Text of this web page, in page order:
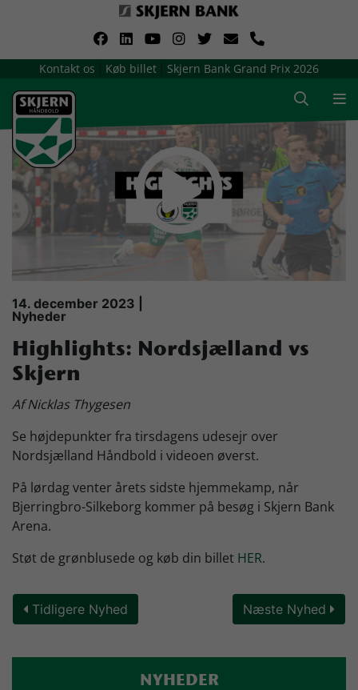
Kontakt os Køb billet Skjern Bank Grand Prix 2026
Om Skjern Håndbold
Ligatruppen
Sponsorer
Billetsalg / sæsonkort
Samarbejdsklubber
Skjern Bank Grand Prix
Nyhedsbrev
Køb Billet
14. december 2023 |
Nyheder
Highlights: Nordsjælland vs
Skjern
Af Nicklas Thygesen
Se højdepunkter fra tirsdagens udesejr over
Nordsjælland Håndbold i videoen øverst.
På lørdag venter årets sidste hjemmekamp, når
Bjerringbro-Silkeborg kommer på besøg i Skjern Bank
Arena.
Støt de grønblusede og køb din billet HER.
Tidligere Nyhed Næste Nyhed
NYHEDER